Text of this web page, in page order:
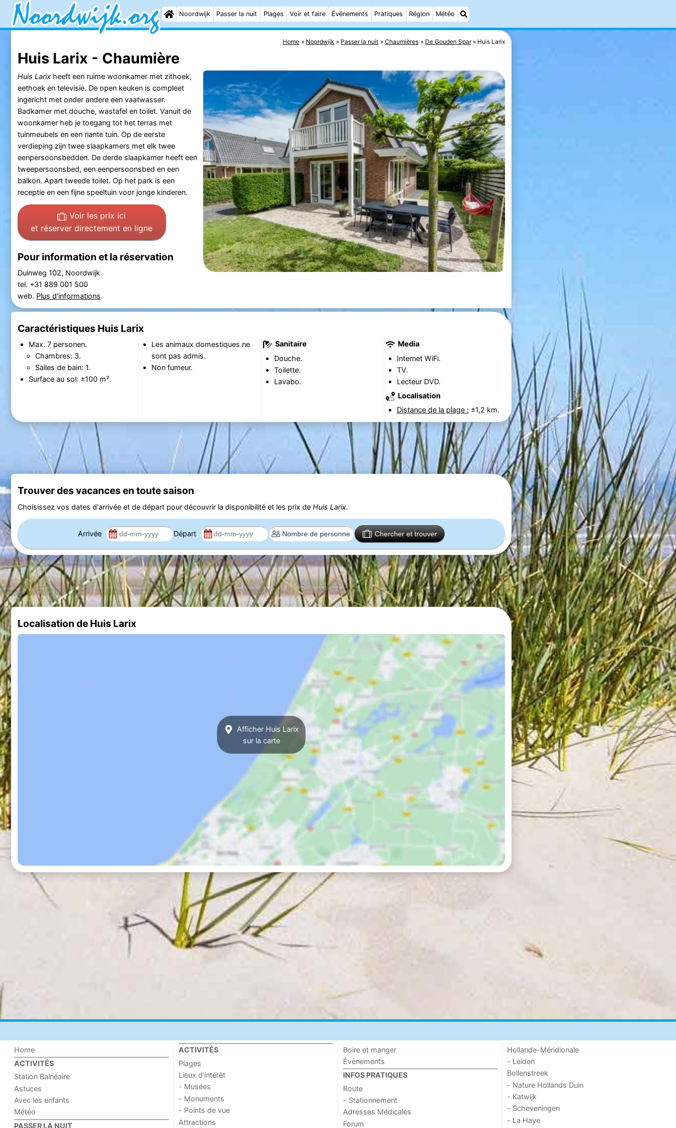
Noordwijk Passer la nuit Plages Voir et faire Événements Pratiques Région Météo
Home Noordwijk Passer la nuit Chaumières De Gouden Spar Huis Larix
Huis Larix - Chaumière
Huis Larixheeft een ruime woonkamer met zithoek,
eethoek en televisie. De open keuken is compleet
ingericht met onder andere een vaatwasser.
Badkamer met douche, wastafel en toilet. Vanuit de
woonkamer heb je toegang tot het terras met
tuinmeubels en een riante tuin. Op de eerste
verdieping zijn twee slaapkamers met elk twee
eenpersoonsbedden. De derde slaapkamer heeft een
tweepersoonsbed, een eenpersoonsbed en een
balkon. Apart tweede toilet. Op het park is een
receptie en een fijne speeltuin voor jonge kinderen.
Voir les prix ici
et réserver directement en ligne
Pour information et la réservation
Duinweg 102, Noordwijk
tel. +31 889 001 500
web. Plus d'informations
Caractéristiques Huis Larix
Max. 7 personen.
Chambres: 3.
Salles de bain: 1.
Surface au sol: ±100 m².
Les animaux domestiques ne
sont pas admis.
Non fumeur.
Sanitaire
Douche.
Toilette.
Lavabo.
Media
Internet WiFi.
TV.
Lecteur DVD.
Localisation
Distance de la plage : ±1,2 km.
Trouver des vacances en toute saison
Choisissez vos dates d'arrivée et de départ pour découvrir la disponibilité et les prix de Huis Larix.
Arrivée Départ Chercher et trouver
Localisation de Huis Larix
Afficher Huis Larix
sur la carte
Home
ACTIVITÉS
Station Balnéaire
Astuces
Avec les enfants
Météo
PASSER LA NUIT
ACTIVITÉS
Plages
Lieux d'intérêt
- Musées
- Monuments
- Points de vue
Attractions
Boire et manger
Événements
INFOS PRATIQUES
Route
- Stationnement
Adresses Médicales
Forum
Hollande-Méridionale
- Leiden
Bollenstreek
- Nature Hollands Duin
- Katwijk
- Scheveningen
- La Haye